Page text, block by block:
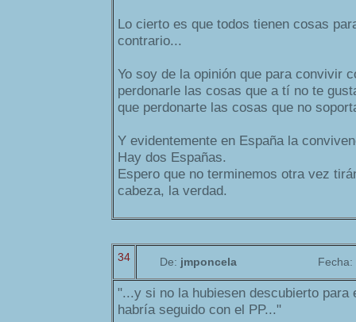
Lo cierto es que todos tienen cosas
contrario...
Yo soy de la opinión que para convivir
perdonarle las cosas que a tí no te
que perdonarte las cosas que no
Y evidentemente en España la
Hay dos Españas.
Espero que no terminemos otra vez
cabeza, la verdad.
34 De: jmponcela Fecha:
"...y si no la hubiesen descubierto para
habría seguido con el PP..."